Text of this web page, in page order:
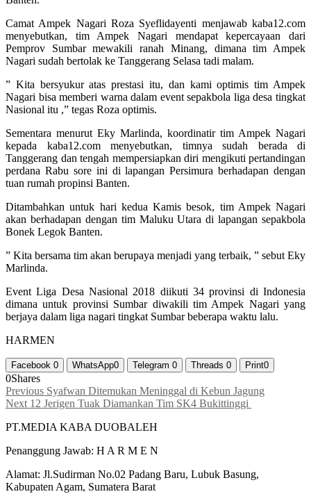
Camat Ampek Nagari Roza Syeflidayenti menjawab kaba12.com
menyebutkan, tim Ampek Nagari mendapat kepercayaan dari
Pemprov Sumbar mewakili ranah Minang, dimana tim Ampek
Nagari sudah bertolak ke Tanggerang Selasa tadi malam.
” Kita bersyukur atas prestasi itu, dan kami optimis tim Ampek
Nagari bisa memberi warna dalam event sepakbola liga desa tingkat
Nasional itu ,” tegas Roza optimis.
Sementara menurut Eky Marlinda, koordinatir tim Ampek Nagari
kepada kaba12.com menyebutkan, timnya sudah berada di
Tanggerang dan tengah mempersiapkan diri mengikuti pertandingan
perdana Rabu sore ini di lapangan Persimura berhadapan dengan
tuan rumah propinsi Banten.
Ditambahkan untuk hari kedua Kamis besok, tim Ampek Nagari
akan berhadapan dengan tim Maluku Utara di lapangan sepakbola
Bonek Legok Banten.
” Kita bersama tim akan berupaya menjadi yang terbaik, ” sebut Eky
Marlinda.
Event Liga Desa Nasional 2018 diikuti 34 provinsi di Indonesia
dimana untuk provinsi Sumbar diwakili tim Ampek Nagari yang
berjaya dalam liga nagari tingkat Sumbar beberapa waktu lalu.
HARMEN
Facebook 0 WhatsApp0 Telegram 0 Threads 0 Print0
0Shares
Navigasi
pos
Previous Previous
post:
Syafwan Ditemukan Meninggal di Kebun Jagung
Next Next
12 Jerigen Tuak Diamankan Tim SK4 Bukittinggi
PT.MEDIA KABA DUOBALEH
Penanggung Jawab: H A R M E N
Alamat: Jl.Sudirman No.02 Padang Baru, Lubuk Basung,
Kabupaten Agam, Sumatera Barat